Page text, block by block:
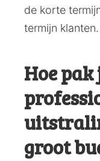
de korte
termijn klanten.
Hoe pak
groot